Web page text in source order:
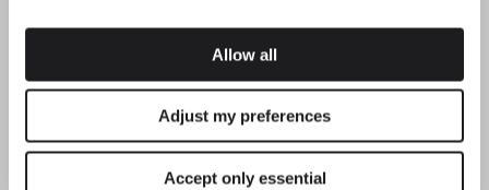
Allow all
Adjust my preferences
Accept only essential